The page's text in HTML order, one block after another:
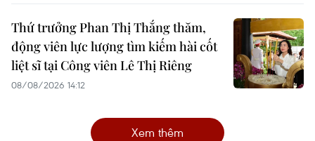
Thứ trưởng Phan Thị Thắng thăm,
động viên lực lượng tìm kiếm hài cốt
liệt sĩ tại Công viên Lê Thị Riêng
08/08/2026 14:12
Xem thêm